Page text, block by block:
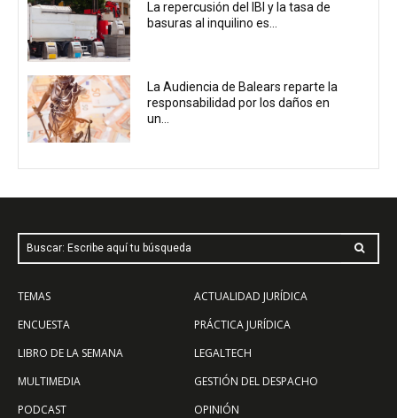
La repercusión del IBI y la tasa de
basuras al inquilino es...
La Audiencia de Balears reparte la
responsabilidad por los daños en
un...
Buscar: Escribe aquí tu búsqueda
TEMAS
ENCUESTA
LIBRO DE LA SEMANA
MULTIMEDIA
PODCAST
ACTUALIDAD JURÍDICA
PRÁCTICA JURÍDICA
LEGALTECH
GESTIÓN DEL DESPACHO
OPINIÓN